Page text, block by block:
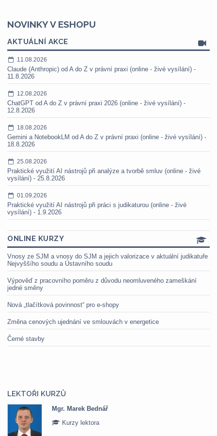
NOVINKY V ESHOPU
AKTUÁLNÍ AKCE
11.08.2026
Claude (Anthropic) od A do Z v právní praxi (online - živé vysílání) -
11.8.2026
12.08.2026
ChatGPT od A do Z v právní praxi 2026 (online - živé vysílání) -
12.8.2026
18.08.2026
Gemini a NotebookLM od A do Z v právní praxi (online - živé vysílání) -
18.8.2026
25.08.2026
Praktické využití AI nástrojů při analýze a tvorbě smluv (online - živé
vysílání) - 25.8.2026
01.09.2026
Praktické využití AI nástrojů při práci s judikaturou (online - živé
vysílání) - 1.9.2026
ONLINE KURZY
Vnosy ze SJM a vnosy do SJM a jejich valorizace v aktuální judikatuře
Nejvyššího soudu a Ústavního soudu
Výpověď z pracovního poměru z důvodu neomluveného zameškání
jedné směny
Nová „tlačítková povinnost“ pro e-shopy
Změna cenových ujednání ve smlouvách v energetice
Černé stavby
LEKTOŘI KURZŮ
Mgr. Marek Bednář
Kurzy lektora